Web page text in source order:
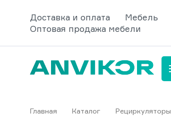
Доставка и оплата Мебель
Оптовая продажа мебели
Главная Каталог Рециркуляторы